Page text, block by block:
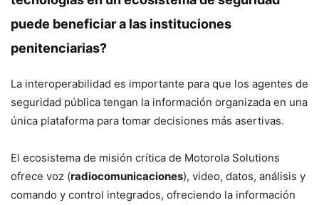
puede beneficiar a las instituciones
penitenciarias?
La interoperabilidad es importante para que los agentes de
seguridad pública tengan la información organizada en una
única plataforma para tomar decisiones más asertivas.
El ecosistema de misión crítica de Motorola Solutions
ofrece voz (radiocomunicaciones), video, datos, análisis y
comando y control integrados, ofreciendo la información